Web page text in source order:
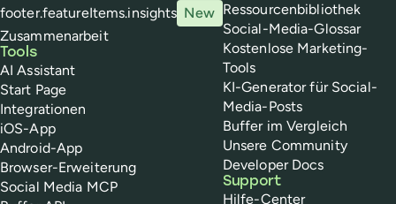
footer.featureItems.insights New
Zusammenarbeit
Tools
AI Assistant
Start Page
Integrationen
iOS-App
Android-App
Browser-Erweiterung
Social Media MCP
Ressourcenbibliothek
Social-Media-Glossar
Kostenlose Marketing-
Tools
KI-Generator für Social-
Media-Posts
Buffer im Vergleich
Unsere Community
Developer Docs
Support
Hilfe-Center